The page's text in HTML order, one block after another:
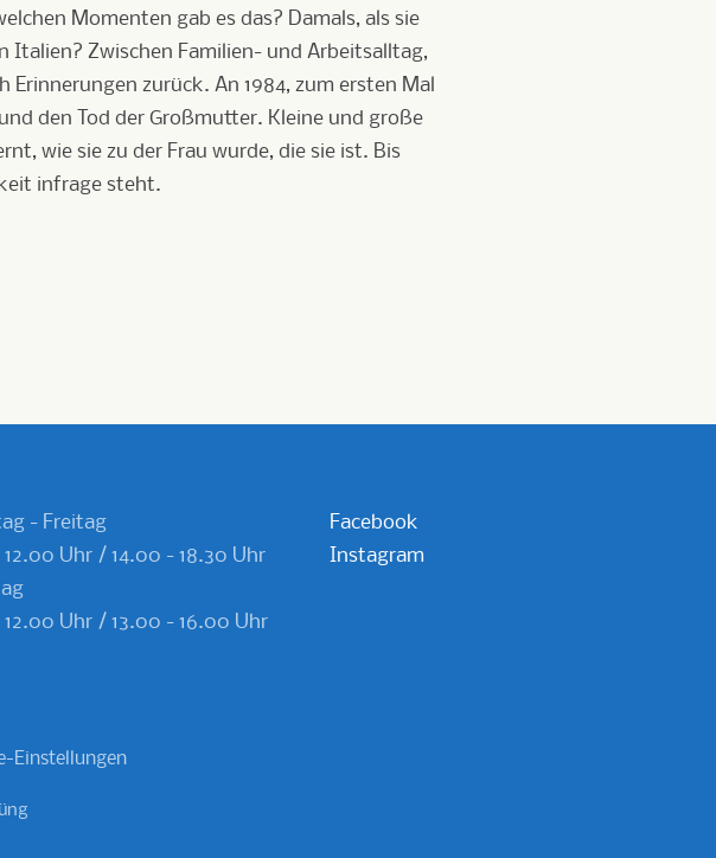
Momenten gab es das? Damals, als sie
Italien? Zwischen Familien- und Arbeitsalltag,
zurück. An 1984, zum ersten Mal
den Tod der Großmutter. Kleine und große
wie sie zu der Frau wurde, die sie ist. Bis
infrage steht.
- Freitag
Uhr / 14.00 - 18.30 Uhr
Uhr / 13.00 - 16.00 Uhr
Facebook
Instagram
Einstellungen